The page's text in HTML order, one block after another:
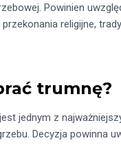
Powinien
przekonania religijne,
trumnę?
jednym z
Decyzja powinna